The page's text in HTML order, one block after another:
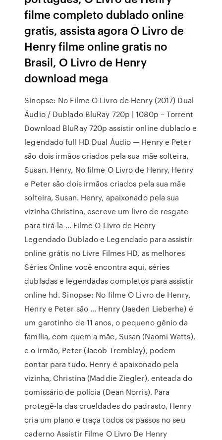
filme completo dublado online
gratis, assista agora O Livro de
Henry filme online gratis no
Brasil, O Livro de Henry
download mega
Sinopse: No Filme O Livro de Henry (2017) Dual
Áudio / Dublado BluRay 720p | 1080p – Torrent
Download BluRay 720p assistir online dublado e
legendado full HD Dual Áudio — Henry e Peter
são dois irmãos criados pela sua mãe solteira,
Susan. Henry, No filme O Livro de Henry, Henry
e Peter são dois irmãos criados pela sua mãe
solteira, Susan. Henry, apaixonado pela sua
vizinha Christina, escreve um livro de resgate
para tirá-la … Filme O Livro de Henry
Legendado Dublado e Legendado para assistir
online grátis no Livre Filmes HD, as melhores
Séries Online você encontra aqui, séries
dubladas e legendadas completos para assistir
online hd. Sinopse: No filme O Livro de Henry,
Henry e Peter são … Henry (Jaeden Lieberhe) é
um garotinho de 11 anos, o pequeno gênio da
família, com quem a mãe, Susan (Naomi Watts),
e o irmão, Peter (Jacob Tremblay), podem
contar para tudo. Henry é apaixonado pela
vizinha, Christina (Maddie Ziegler), enteada do
comissário de polícia (Dean Norris). Para
protegê-la das crueldades do padrasto, Henry
cria um plano e traça todos os passos no seu
caderno Assistir Filme O Livro De Henry